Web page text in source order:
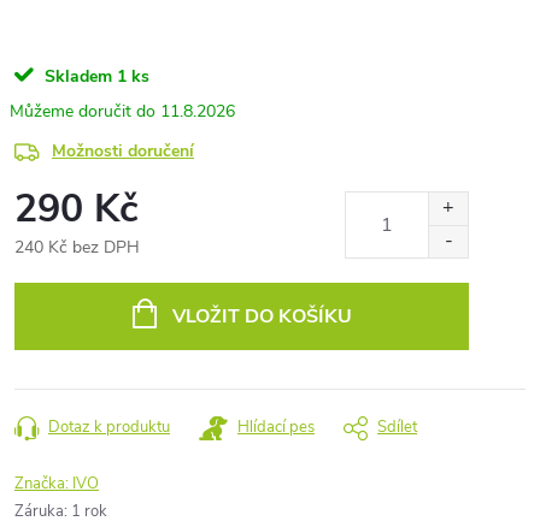
Skladem 1 ks
11.8.2026
Možnosti doručení
290 Kč
240 Kč bez DPH
VLOŽIT DO KOŠÍKU
Dotaz k produktu Hlídací pes Sdílet
Značka: IVO
Záruka: 1 rok